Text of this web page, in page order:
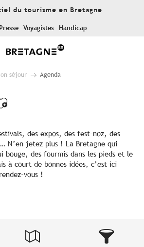
du tourisme en Bretagne
Presse Voyagistes Handicap
séjour Agenda
aux favoris
des expos, des fest-noz, des
N’en jetez plus ! La Bretagne qui
bouge, des fourmis dans les pieds et le
à court de bonnes idées, c’est ici
vous !